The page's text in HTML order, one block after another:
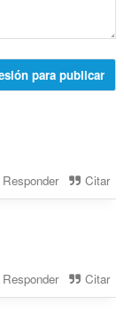
para publicar
Responder Citar
Responder Citar